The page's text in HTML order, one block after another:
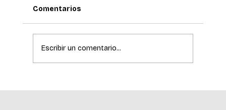
Comentarios
Escribir un comentario...